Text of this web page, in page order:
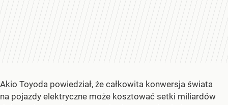
Akio Toyoda powiedział, że całkowita konwersja świata
na pojazdy elektryczne może kosztować setki miliardów